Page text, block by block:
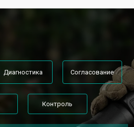
Диагностика Согласование
Контроль